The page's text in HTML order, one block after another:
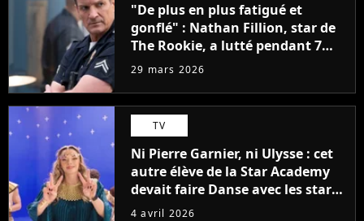
"De plus en plus fatigué et
gonflé" : Nathan Fillion, star de
The Rookie, a lutté pendant 7
ans avec un rôle qui le détruisait
29 mars 2026
TV
Ni Pierre Garnier, ni Ulysse : cet
autre élève de la Star Academy
devait faire Danse avec les stars
2026
4 avril 2026